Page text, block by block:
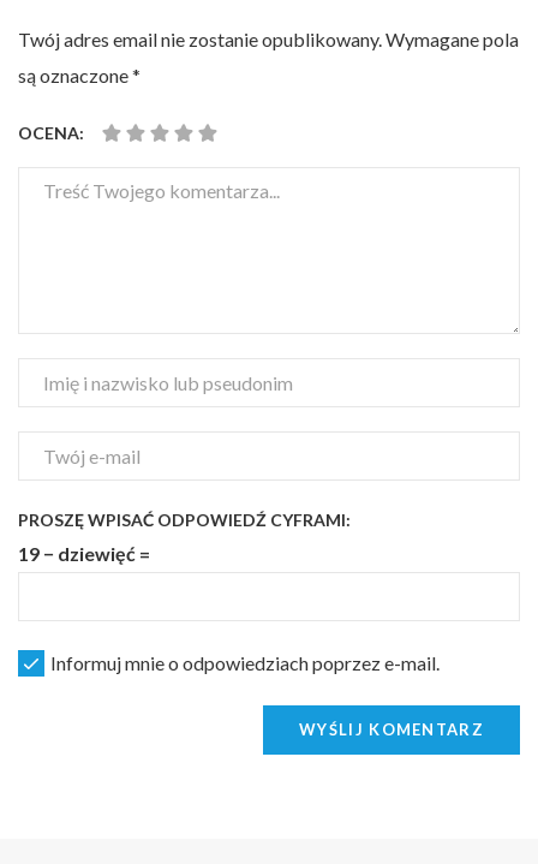
Twój adres email nie zostanie opublikowany.Wymagane pola
są oznaczone*
OCENA:
PROSZĘ WPISAĆ ODPOWIEDŹ CYFRAMI:
19 − dziewięć =
Informuj mnie o odpowiedziach poprzez e-mail.
WYŚLIJ KOMENTARZ